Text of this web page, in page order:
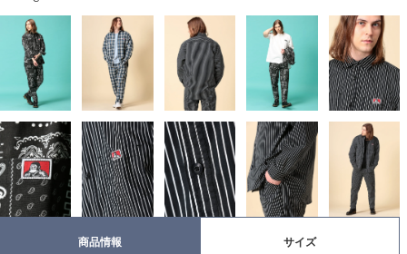
商品情報 サイズ